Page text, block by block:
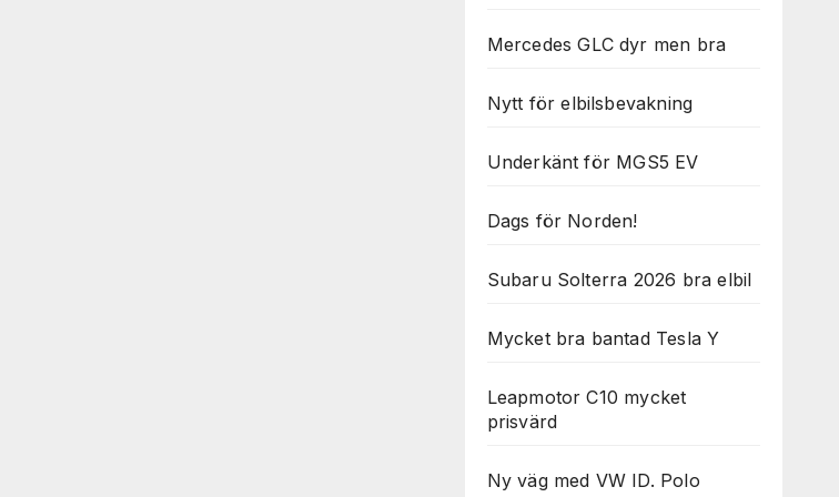
Mercedes GLC dyr men bra
Nytt för elbilsbevakning
Underkänt för MGS5 EV
Dags för Norden!
Subaru Solterra 2026 bra elbil
Mycket bra bantad Tesla Y
Leapmotor C10 mycket
prisvärd
Ny väg med VW ID. Polo